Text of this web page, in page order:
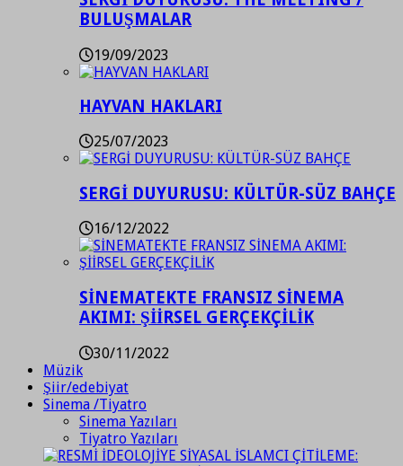
BULUŞMALAR
19/09/2023
HAYVAN HAKLARI
25/07/2023
SERGİ DUYURUSU: KÜLTÜR-SÜZ BAHÇE
16/12/2022
SİNEMATEKTE FRANSIZ SİNEMA
AKIMI: ŞİİRSEL GERÇEKÇİLİK
30/11/2022
Müzik
Şiir/edebiyat
Sinema /Tiyatro
Sinema Yazıları
Tiyatro Yazıları